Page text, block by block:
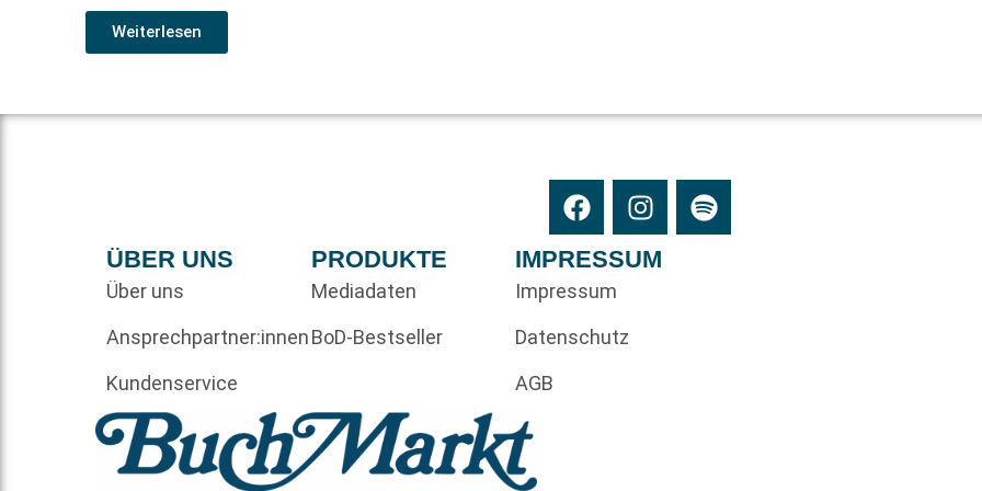
Weiterlesen
ÜBER UNS
Über uns
Ansprechpartner:innen
Kundenservice
PRODUKTE
Mediadaten
BoD-Bestseller
IMPRESSUM
Impressum
Datenschutz
AGB